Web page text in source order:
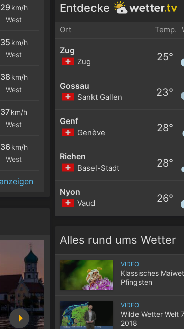
29 km/h
West
35 km/h
West
38 km/h
West
37km/h
West
36 km/h
West
Entdecke
Ort Temp.
Zug
Zug 25°
Gossau
Sankt Gallen 23°
Genf
Genève 28°
Riehen
Basel-Stadt 28°
Nyon
Vaud 26°
Alles rund ums Wetter
VIDEO
Klassisches
Pfingsten
VIDEO
Wilde Wetter Welt
2018